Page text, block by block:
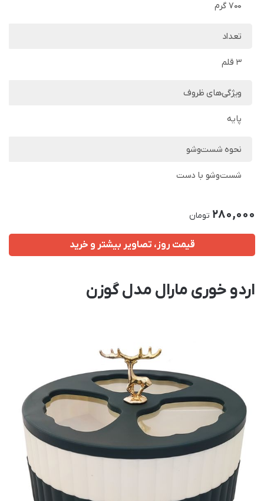
700 گرم
تعداد
3 قلم
ویژگی‌های ظروف
پایه
نحوه شست‌وشو
شست‌وشو با دست
280,000 تومان
قیمت روز، تصاویر بیشتر و خرید
اردو خوری مارال مدل گوزن